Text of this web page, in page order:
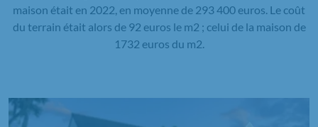
maison était en 2022, en moyenne de 293 400 euros. Le coût
du terrain était alors de 92 euros le m2 ; celui de la maison de
1732 euros du m2.